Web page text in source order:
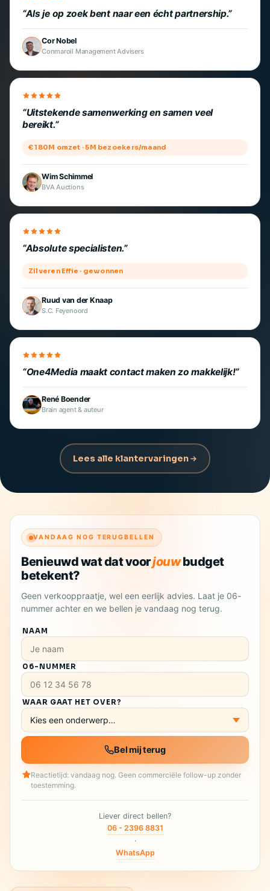
Als je op zoek bent naar een écht partnership.
Cor Nobel
Conmaroil Management Advisers
Uitstekende samenwerking en samen veel
bereikt.
€ 180M omzet · 5M bezoekers/maand
Wim Schimmel
BVA Auctions
Absolute specialisten.
Zilveren Effie · gewonnen
Ruud van der Knaap
S.C. Feyenoord
One4Media maakt contact maken zo makkelijk!
René Boender
Brain agent & auteur
Lees alle klantervaringen
VANDAAG NOG TERUGBELLEN
Benieuwd wat dat voorjouwbudget
betekent?
Geen verkooppraatje, wel een eerlijk advies. Laat je 06-
nummer achter en we bellen je vandaag nog terug.
NAAM
06-NUMMER
WAAR GAAT HET OVER?
Bel mij terug
Reactietijd: vandaag nog. Geen commerciële follow-up zonder
toestemming.
Liever direct bellen?
06 - 2396 8831
·
WhatsApp